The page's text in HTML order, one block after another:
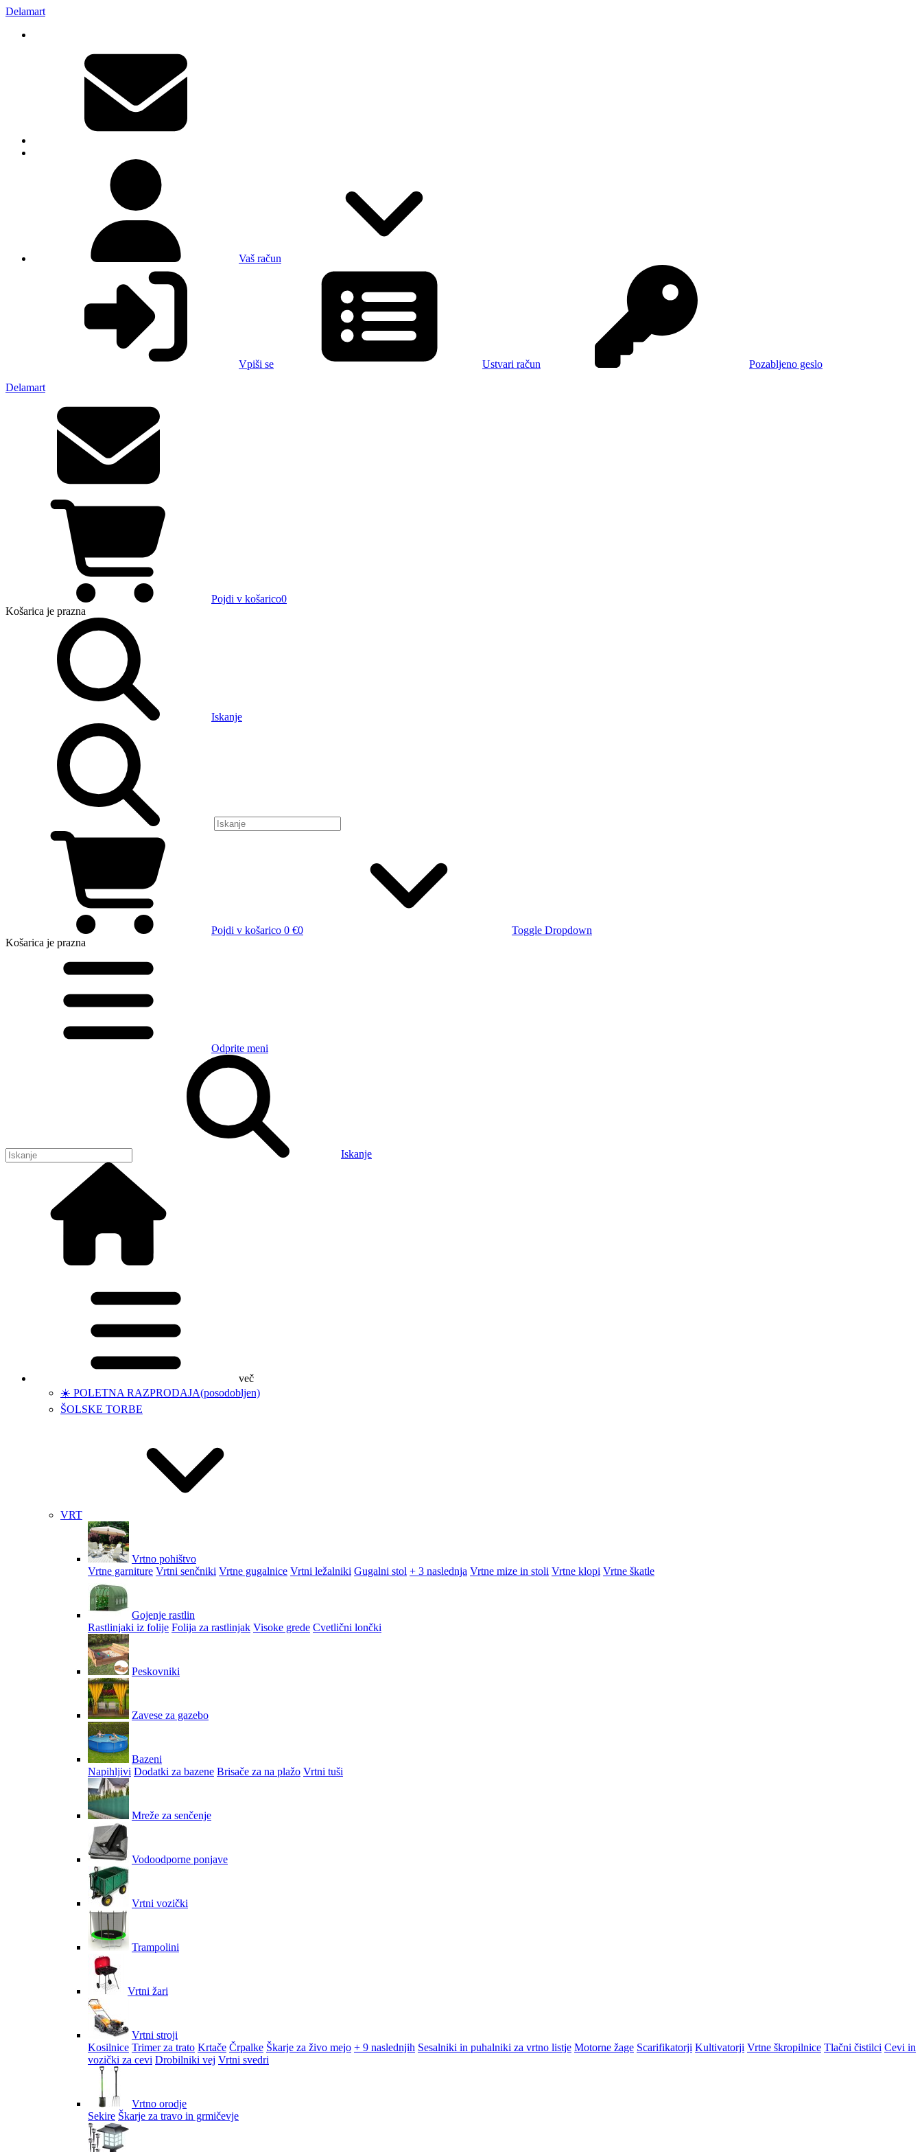
Delamart
Vaš račun
Vpiši se Ustvari račun
Pozabljeno geslo
Delamart
Pojdi v košarico0
Košarica je prazna
Iskanje
Pojdi v košarico 0 €0
Toggle Dropdown
Košarica je prazna
Odprite meni
Iskanje
več
☀️ POLETNA RAZPRODAJA(posodobljen)
ŠOLSKE TORBE
VRT
Vrtno pohištvo
Vrtne garniture Vrtni senčniki Vrtne gugalnice Vrtni ležalniki Gugalni stol + 3 naslednja Vrtne mize in stoli Vrtne klopi Vrtne škatle
Gojenje rastlin
Rastlinjaki iz folije Folija za rastlinjak Visoke grede Cvetlični lončki
Peskovniki
Zavese za gazebo
Bazeni
Napihljivi Dodatki za bazene Brisače za na plažo Vrtni tuši
Mreže za senčenje
Vodoodporne ponjave
Vrtni vozički
Trampolini
Vrtni žari
Vrtni stroji
Kosilnice Trimer za trato Krtače Črpalke Škarje za živo mejo + 9 naslednjih Sesalniki in puhalniki za vrtno listje Motorne žage Scarifikatorji Kultivatorji Vrtne škropilnice Tlačni čistilci Cevi in
vozički za cevi Drobilniki vej Vrtni svedri
Vrtno orodje
Sekire Škarje za travo in grmičevje